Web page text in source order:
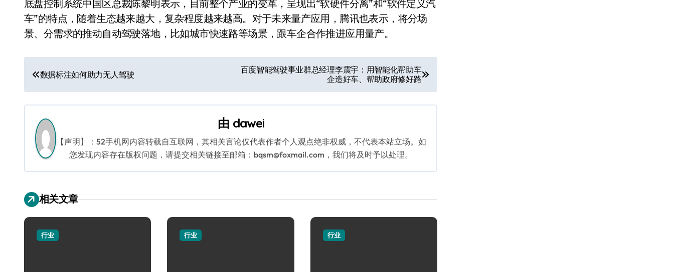
底盘控制系统中国区总裁陈黎明表示，目前整个产业的变革，呈现出“软硬件分离”和“软件定义汽
车”的特点，随着生态越来越大，复杂程度越来越高。对于未来量产应用，腾讯也表示，将分场
景、分需求的推动自动驾驶落地，比如城市快速路等场景，跟车企合作推进应用量产。
文
章
导
航
数据标注如何助力无人驾驶
百度智能驾驶事业群总经理李震宇：用智能化帮助车
企造好车、帮助政府修好路
由 dawei
【声明】：52手机网内容转载自互联网，其相关言论仅代表作者个人观点绝非权威，不代表本站立场。如
您发现内容存在版权问题，请提交相关链接至邮箱：bqsm@foxmail.com，我们将及时予以处理。
相关文章
行业 行业 行业